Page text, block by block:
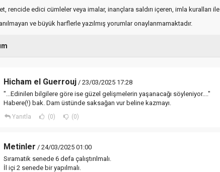
rencide edici cümleler veya imalar, inançlara saldırı içeren, imla kuralları ile
ve büyük harflerle yazılmış yorumlar onaylanmamaktadır.
Hicham el Guerrouj / 23/03/2025 17:28
"...Edinilen bilgilere göre ise güzel gelişmelerin yaşanacağı söyleniyor...."
Habere(!) bak. Dam üstünde saksağan vur beline kazmayı.
Yanıtla (0) (0)
Metinler / 24/03/2025 01:00
Sıramatik senede 6 defa çalıştırılmalı.
İl içi 2 senede bir yapılmalı.